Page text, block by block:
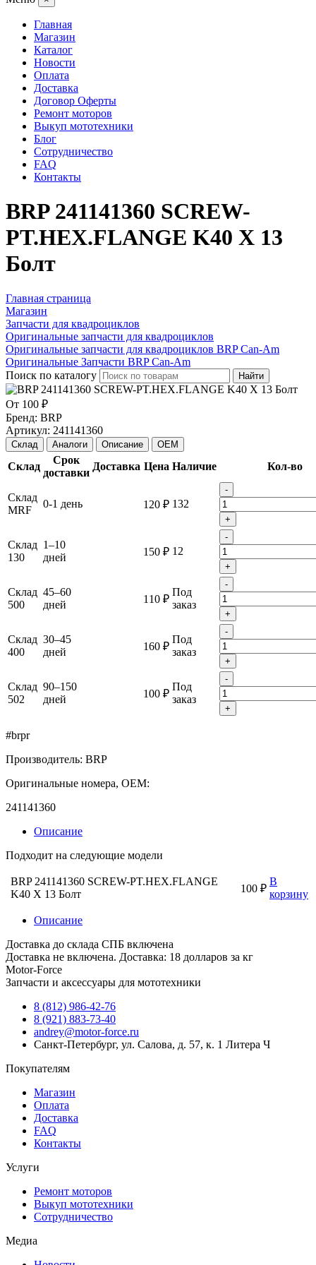
Главная
Магазин
Каталог
Новости
Оплата
Доставка
Договор Оферты
Ремонт моторов
Выкуп мототехники
Блог
Сотрудничество
FAQ
Контакты
BRP 241141360 SCREW-
PT.HEX.FLANGE K40 X 13
Болт
Главная страница
Магазин
Запчасти для квадроциклов
Оригинальные запчасти для квадроциклов
Оригинальные запчасти для квадроциклов BRP Can-Am
Оригинальные Запчасти BRP Can-Am
Поиск по каталогу
Найти
От 100 ₽
Бренд: BRP
Артикул: 241141360
Склад Аналоги Описание OEM
Склад
Срок
доставки
Доставка Цена Наличие Кол-во
Склад
MRF
0-1 день 120 ₽ 132
-
+
Склад
130
1–10
дней
150 ₽ 12
-
+
Склад
500
45–60
дней
110 ₽
Под
заказ
-
+
Склад
400
30–45
дней
160 ₽
Под
заказ
-
+
Склад
502
90–150
дней
100 ₽
Под
заказ
-
+
#brpr
Производитель: BRP
Оригинальные номера, OEM:
241141360
Описание
Подходит на следующие модели
BRP 241141360 SCREW-PT.HEX.FLANGE
K40 X 13 Болт
100 ₽
В
корзину
Описание
Доставка до склада СПБ включена
Доставка не включена. Доставка: 18 долларов за кг
Motor-Force
Запчасти и аксессуары для мототехники
8 (812) 986-42-76
8 (921) 883-73-40
andrey@motor-force.ru
Санкт-Петербург, ул. Салова, д. 57, к. 1 Литера Ч
Покупателям
Магазин
Оплата
Доставка
FAQ
Контакты
Услуги
Ремонт моторов
Выкуп мототехники
Сотрудничество
Медиа